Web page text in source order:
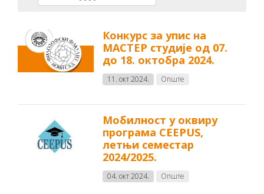
Конкурс за упис на
МАСТЕР студије од 07.
до 18. октобра 2024.
11. окт 2024. Опште
Мобилност у оквиру
програма CEEPUS,
летњи семестар
2024/2025.
04. окт 2024. Опште